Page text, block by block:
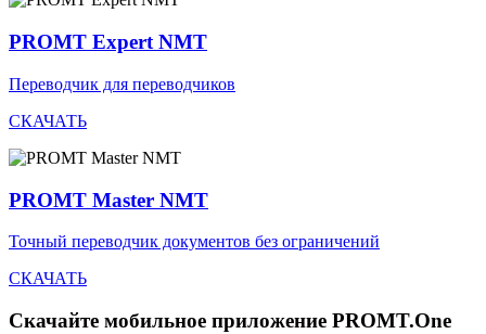
PROMT Expert NMT
Переводчик для переводчиков
СКАЧАТЬ
PROMT Master NMT
Точный переводчик документов без ограничений
СКАЧАТЬ
Скачайте мобильное приложение PROMT.One